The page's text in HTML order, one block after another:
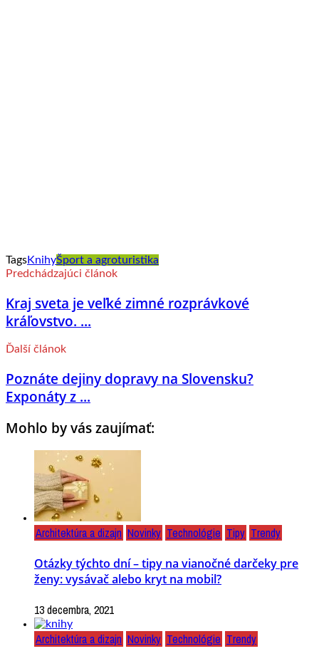
TagsKnihyŠport a agroturistika
Predchádzajúci článok
Kraj sveta je veľké zimné rozprávkové
kráľovstvo. ...
Ďalší článok
Poznáte dejiny dopravy na Slovensku?
Exponáty z ...
Mohlo by vás zaujímať:
Architektúra a dizajn Novinky Technológie Tipy Trendy
Otázky týchto dní – tipy na vianočné darčeky pre
ženy: vysávač alebo kryt na mobil?
13 decembra, 2021
Architektúra a dizajn Novinky Technológie Trendy